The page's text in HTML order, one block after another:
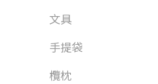
文具
手提袋
欖枕